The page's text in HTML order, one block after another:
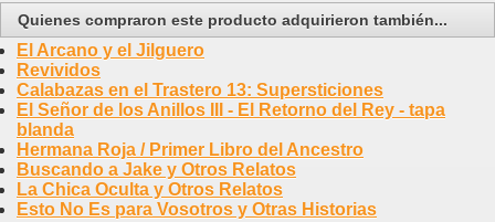
Quienes compraron este producto adquirieron también...
El Arcano y el Jilguero
Revividos
Calabazas en el Trastero 13: Supersticiones
El Señor de los Anillos III - El Retorno del Rey - tapa
blanda
Hermana Roja / Primer Libro del Ancestro
Buscando a Jake y Otros Relatos
La Chica Oculta y Otros Relatos
Esto No Es para Vosotros y Otras Historias